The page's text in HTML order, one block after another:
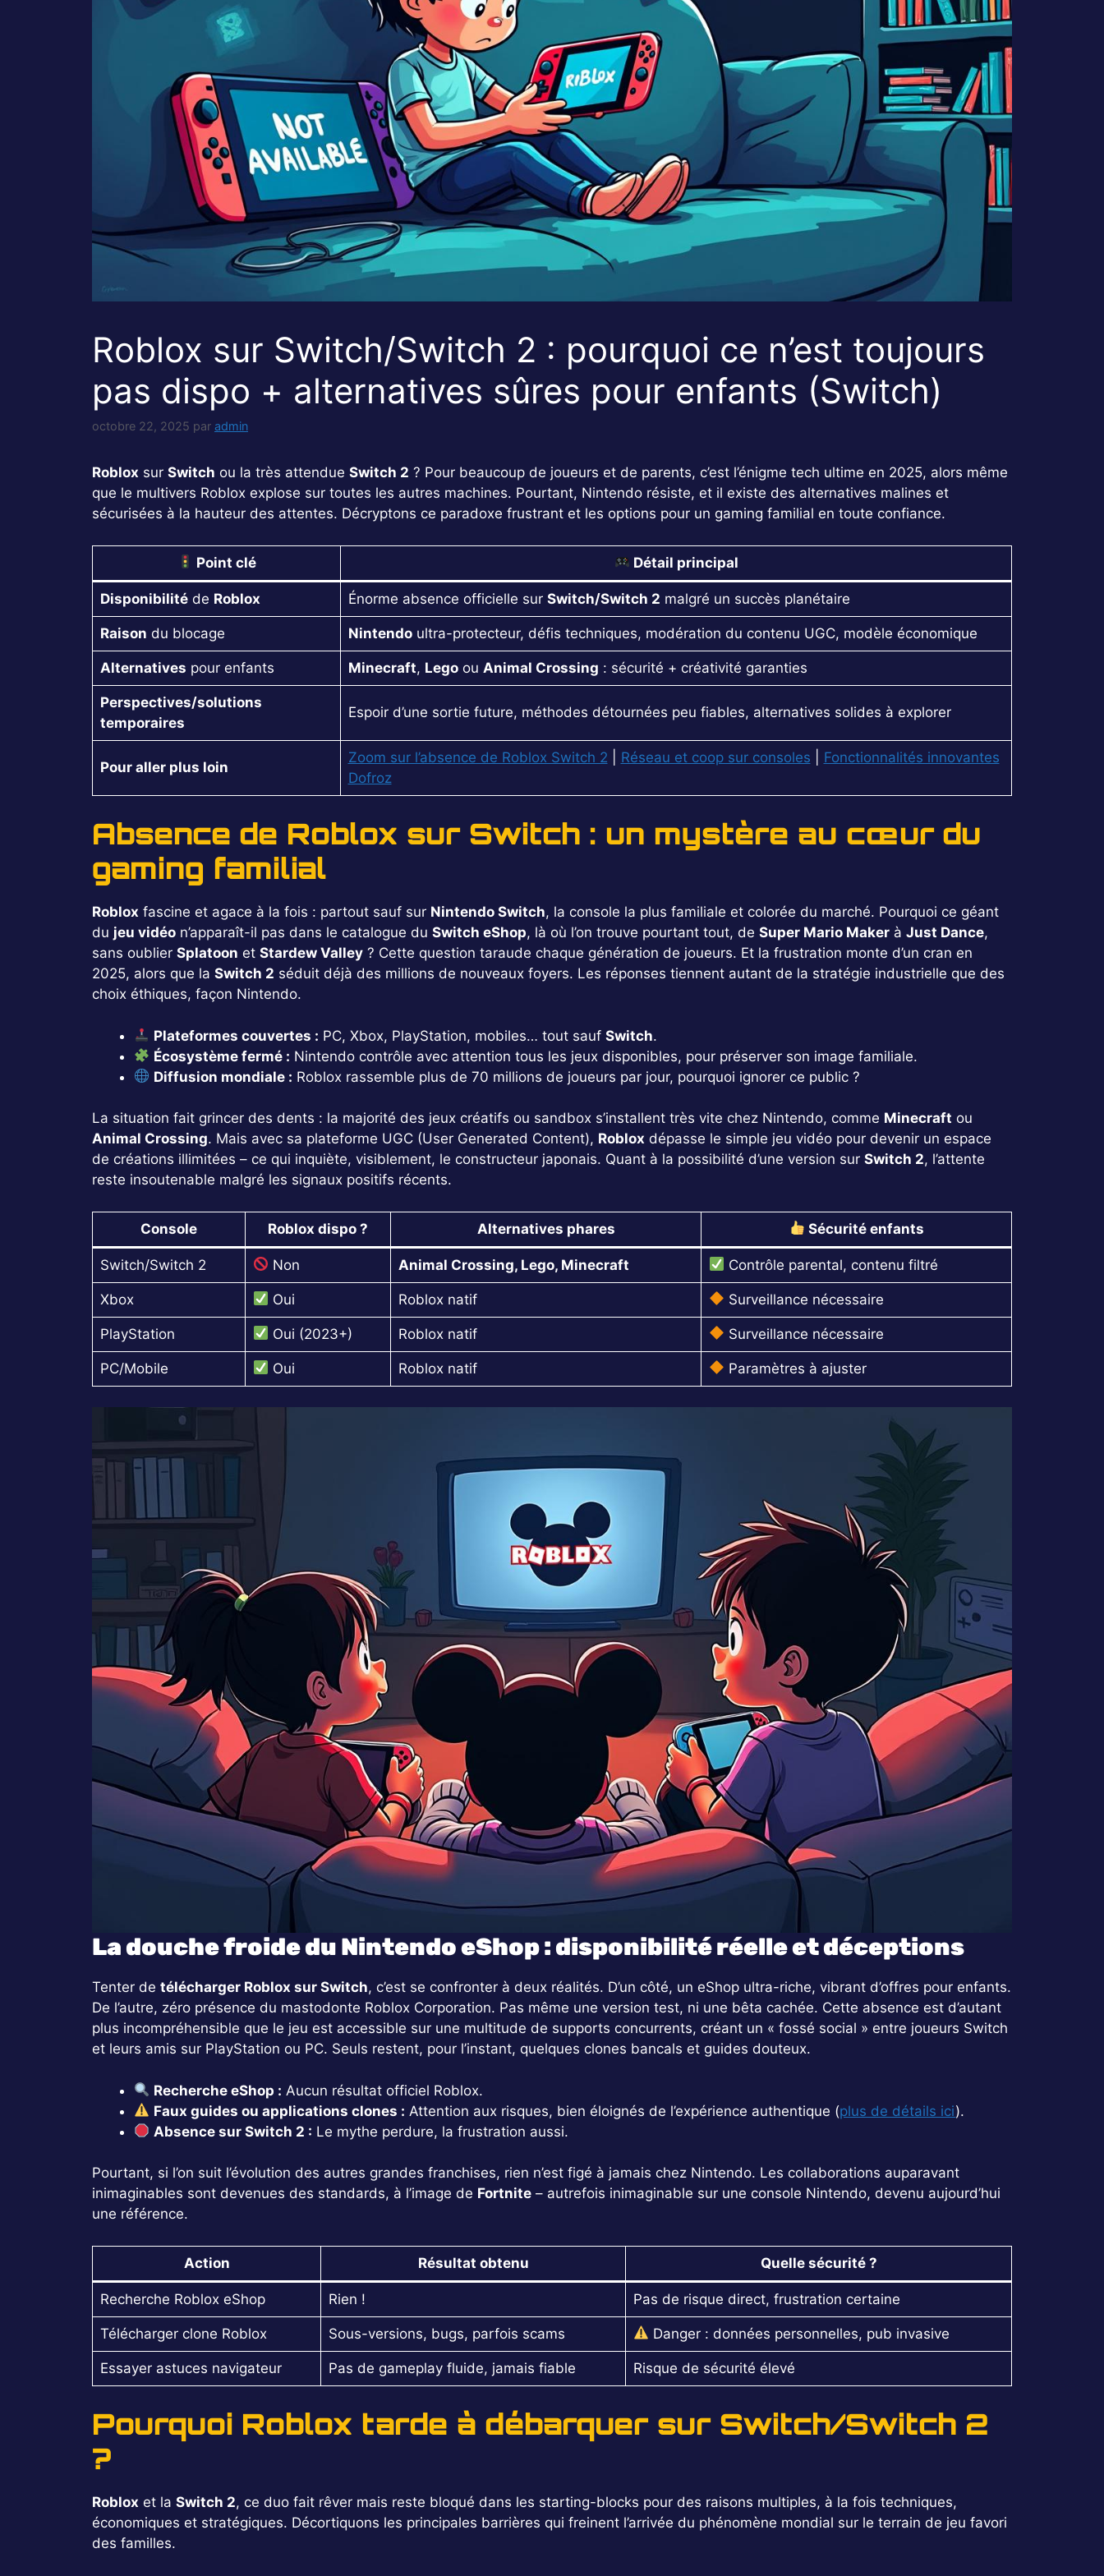
Roblox sur Switch/Switch 2 : pourquoi ce n’est toujours
pas dispo + alternatives sûres pour enfants (Switch)
octobre 22, 2025 par admin
Roblox sur Switch ou la très attendue Switch 2 ? Pour beaucoup de joueurs et de parents, c’est l’énigme tech ultime en 2025, alors même
que le multivers Roblox explose sur toutes les autres machines. Pourtant, Nintendo résiste, et il existe des alternatives malines et
sécurisées à la hauteur des attentes. Décryptons ce paradoxe frustrant et les options pour un gaming familial en toute confiance.
Point clé Détail principal
Disponibilitéde Roblox Énorme absence officielle sur Switch/Switch 2 malgré un succès planétaire
Raison du blocage Nintendoultra-protecteur, défis techniques, modération du contenu UGC, modèle économique
Alternatives pour enfants Minecraft, Legoou Animal Crossing : sécurité + créativité garanties
Perspectives/solutions
temporaires
Espoir d’une sortie future, méthodes détournées peu fiables, alternatives solides à explorer
Pour aller plus loin
Zoom sur l’absence de Roblox Switch 2 Réseau et coop sur consoles
Fonctionnalités innovantes
Dofroz
Absence de Roblox sur Switch : un mystère au cœur du
gaming familial
Roblox fascine et agace à la fois : partout sauf sur Nintendo Switch, la console la plus familiale et colorée du marché. Pourquoi ce géant
du jeu vidéo n’apparaît-il pas dans le catalogue du Switch eShop, là où l’on trouve pourtant tout, de Super Mario Maker à Just Dance,
sans oublier Splatoon et Stardew Valley ? Cette question taraude chaque génération de joueurs. Et la frustration monte d’un cran en
2025, alors que la Switch 2 séduit déjà des millions de nouveaux foyers. Les réponses tiennent autant de la stratégie industrielle que des
choix éthiques, façon Nintendo.
Plateformes couvertes : PC, Xbox, PlayStation, mobiles… tout saufSwitch.
Écosystème fermé : Nintendo contrôle avec attention tous les jeux disponibles, pour préserver son image familiale.
Diffusion mondiale : Roblox rassemble plus de 70 millions de joueurs par jour, pourquoi ignorer ce public ?
La situation fait grincer des dents : la majorité des jeux créatifs ou sandbox s’installent très vite chez Nintendo, comme Minecraft ou
Animal Crossing. Mais avec sa plateforme UGC (User Generated Content), Roblox dépasse le simple jeu vidéo pour devenir un espace
de créations illimitées – ce qui inquiète, visiblement, le constructeur japonais. Quant à la possibilité d’une version sur Switch 2, l’attente
reste insoutenable malgré les signaux positifs récents.
Console Roblox dispo ? Alternatives phares Sécurité enfants
Switch/Switch 2 Non Animal Crossing, Lego, Minecraft Contrôle parental, contenu filtré
Xbox Oui Roblox natif Surveillance nécessaire
PlayStation Oui (2023+) Roblox natif Surveillance nécessaire
PC/Mobile Oui Roblox natif Paramètres à ajuster
La douche froide du Nintendo eShop : disponibilité réelle et déceptions
Tenter de télécharger Roblox sur Switch, c’est se confronter à deux réalités. D’un côté, un eShop ultra-riche, vibrant d’offres pour enfants.
De l’autre, zéro présence du mastodonte Roblox Corporation. Pas même une version test, ni une bêta cachée. Cette absence est d’autant
plus incompréhensible que le jeu est accessible sur une multitude de supports concurrents, créant un « fossé social » entre joueurs Switch
et leurs amis sur PlayStation ou PC. Seuls restent, pour l’instant, quelques clones bancals et guides douteux.
Recherche eShop : Aucun résultat officiel Roblox.
Faux guides ou applications clones : Attention aux risques, bien éloignés de l’expérience authentique (plus de détails ici).
Absence sur Switch 2 : Le mythe perdure, la frustration aussi.
Pourtant, si l’on suit l’évolution des autres grandes franchises, rien n’est figé à jamais chez Nintendo. Les collaborations auparavant
inimaginables sont devenues des standards, à l’image de Fortnite – autrefois inimaginable sur une console Nintendo, devenu aujourd’hui
une référence.
Action Résultat obtenu Quelle sécurité ?
Recherche Roblox eShop Rien ! Pas de risque direct, frustration certaine
Télécharger clone Roblox Sous-versions, bugs, parfois scams Danger : données personnelles, pub invasive
Essayer astuces navigateur Pas de gameplay fluide, jamais fiable Risque de sécurité élevé
Pourquoi Roblox tarde à débarquer sur Switch/Switch 2
?
Roblox et la Switch 2, ce duo fait rêver mais reste bloqué dans les starting-blocks pour des raisons multiples, à la fois techniques,
économiques et stratégiques. Décortiquons les principales barrières qui freinent l’arrivée du phénomène mondial sur le terrain de jeu favori
des familles.